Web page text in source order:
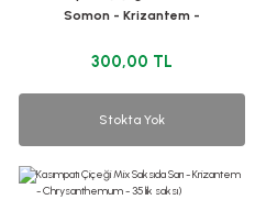
Somon - Krizantem -
300,00 TL
Stokta Yok